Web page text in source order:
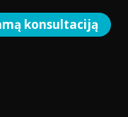
konsultaciją